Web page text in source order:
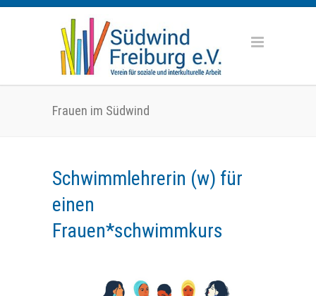
Frauen im Südwind
Schwimmlehrerin (w) für
einen
Frauen*schwimmkurs